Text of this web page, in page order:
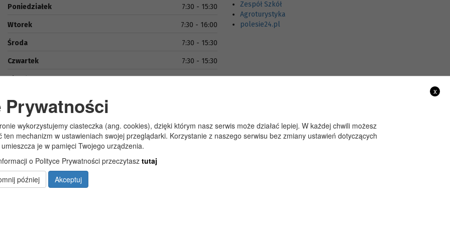
Poniedziałek 7:30 - 15:30
Wtorek 7:30 - 16:00
Środa 7:30 - 15:30
Czwartek 7:30 - 15:30
Piątek 7:30 - 15:00
Zespół Szkół
Agroturystyka
polesie24.pl
Copyright 2019@ Urząd Gminy Wola Uhruska
x
wykorzystujemy ciasteczka (ang. cookies), dzięki którym nasz serwis może działać lepiej. W każdej chwili możesz
ten mechanizm w ustawieniach swojej przeglądarki. Korzystanie z naszego serwisu bez zmiany ustawień dotyczących
je w pamięci Twojego urządzenia.
o Polityce Prywatności przeczytasz tutaj
później
Akceptuj